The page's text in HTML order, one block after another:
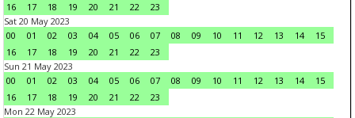
16
17 18 19 20 21 22
23
Sat 20 May 2023
00
01 02 03 04 05 06 07 08 09 10 11 12 13 14
15
16
17 18 19 20 21 22
23
Sun 21 May 2023
00
01 02 03 04 05 06 07 08 09 10 11 12 13 14
15
16
17 18 19 20 21 22
23
Mon 22 May 2023